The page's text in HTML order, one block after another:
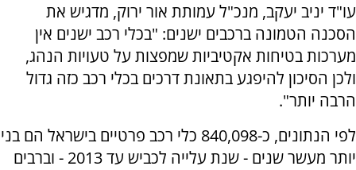
עו"ד יניב יעקב, מנכ"ל עמותת אור ירוק, מדגיש את
הסכנה הטמונה ברכבים ישנים: "בכלי רכב ישנים אין
מערכות בטיחות אקטיביות שמפצות על טעויות הנהג,
ולכן הסיכון להיפגע בתאונת דרכים בכלי רכב כזה גדול
הרבה יותר".
לפי הנתונים, כ-840,098 כלי רכב פרטיים בישראל הם בני
יותר מעשר שנים - שנת עלייה לכביש עד 2013 - וברבים